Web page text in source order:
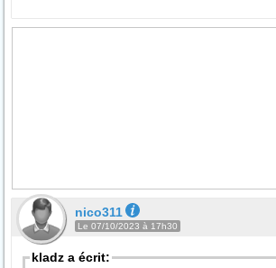
nico311
Le 07/10/2023 à 17h30
kladz a écrit: